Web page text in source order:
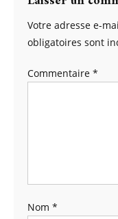
Votre adresse e-
obligatoires sont
Commentaire *
Nom *